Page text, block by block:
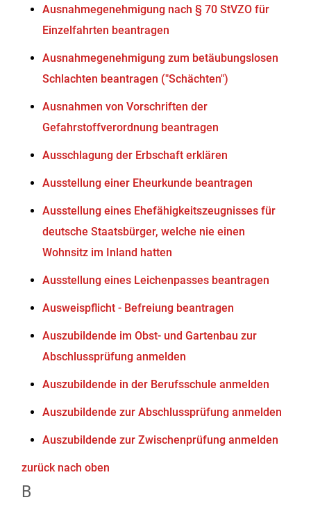
Ausnahmegenehmigung nach § 70 StVZO für
Einzelfahrten beantragen
Ausnahmegenehmigung zum betäubungslosen
Schlachten beantragen ("Schächten")
Ausnahmen von Vorschriften der
Gefahrstoffverordnung beantragen
Ausschlagung der Erbschaft erklären
Ausstellung einer Eheurkunde beantragen
Ausstellung eines Ehefähigkeitszeugnisses für
deutsche Staatsbürger, welche nie einen
Wohnsitz im Inland hatten
Ausstellung eines Leichenpasses beantragen
Ausweispflicht - Befreiung beantragen
Auszubildende im Obst- und Gartenbau zur
Abschlussprüfung anmelden
Auszubildende in der Berufsschule anmelden
Auszubildende zur Abschlussprüfung anmelden
Auszubildende zur Zwischenprüfung anmelden
zurück nach oben
B